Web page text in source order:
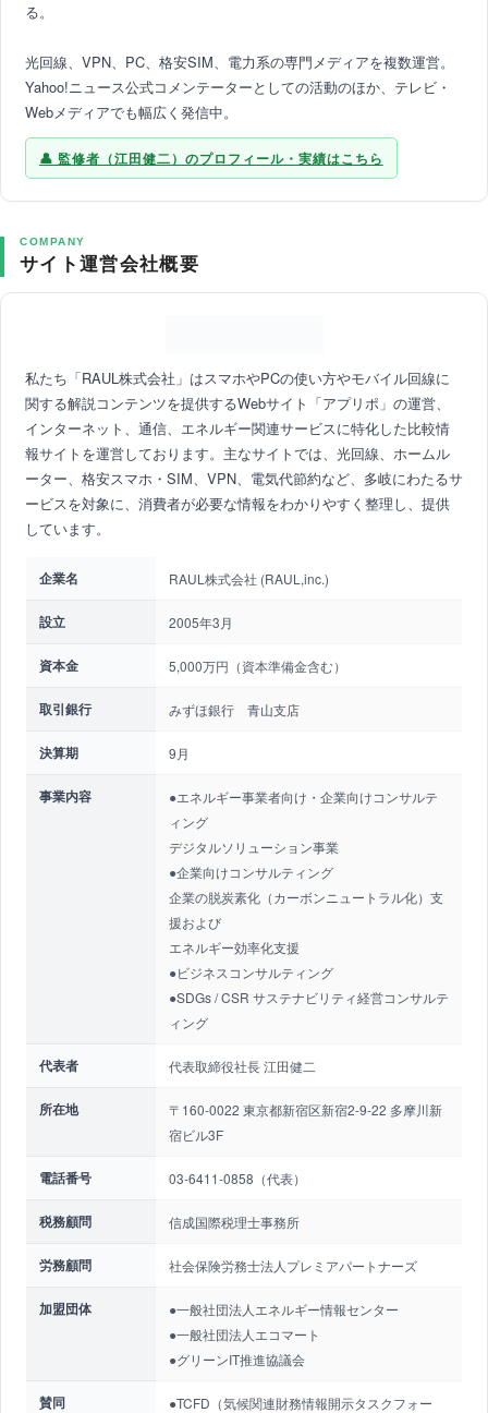
る。
光回線、VPN、PC、格安SIM、電力系の専門メディアを複数運営。
Yahoo!ニュース公式コメンテーターとしての活動のほか、テレビ・
Webメディアでも幅広く発信中。
監修者（江田健二）のプロフィール・実績はこちら
COMPANY
サイト運営会社概要
私たち「RAUL株式会社」はスマホやPCの使い方やモバイル回線に
関する解説コンテンツを提供するWebサイト「アプリポ」の運営、
インターネット、通信、エネルギー関連サービスに特化した比較情
報サイトを運営しております。主なサイトでは、光回線、ホームル
ーター、格安スマホ・SIM、VPN、電気代節約など、多岐にわたるサ
ービスを対象に、消費者が必要な情報をわかりやすく整理し、提供
しています。
企業名 RAUL株式会社 (RAUL,inc.)
設立 2005年3月
資本金 5,000万円（資本準備金含む）
取引銀行 みずほ銀行 青山支店
決算期 9月
事業内容
●エネルギー事業者向け・企業向けコンサルテ
ィング
デジタルソリューション事業
●企業向けコンサルティング
企業の脱炭素化（カーボンニュートラル化）支
援および
エネルギー効率化支援
●ビジネスコンサルティング
●SDGs / CSR サステナビリティ経営コンサルテ
ィング
代表者 代表取締役社長 江田健二
所在地
〒160-0022 東京都新宿区新宿2-9-22 多摩川新
宿ビル3F
電話番号 03-6411-0858（代表）
税務顧問 信成国際税理士事務所
労務顧問 社会保険労務士法人プレミアパートナーズ
加盟団体
●一般社団法人エネルギー情報センター
●一般社団法人エコマート
●グリーンIT推進協議会
賛同
●TCFD（気候関連財務情報開示タスクフォー